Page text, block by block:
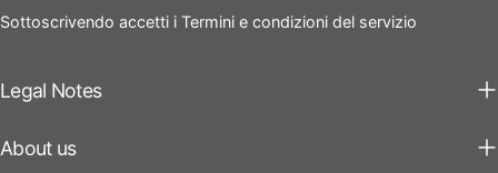
Legal Notes
About us
Sottoscrivendo accetti i Termini e condizioni del servizio